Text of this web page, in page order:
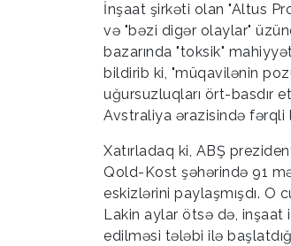
İnşaat şirkəti olan "Altus
və "bəzi digər olaylar"
bazarında "toksik"
bildirib ki, "müqavilənin
uğursuzluqları ört-basdır
Avstraliya ərazisində fərqli
Xatırladaq ki, ABŞ
Qold-Kost şəhərində 91
eskizlərini paylaşmışdı. O
Lakin aylar ötsə də, inşaat
edilməsi tələbi ilə